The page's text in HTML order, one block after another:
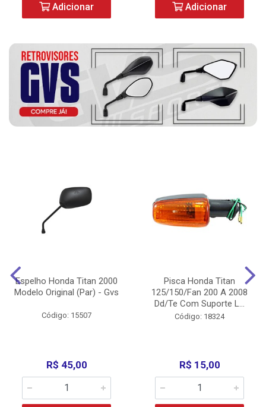
Adicionar Adicionar
Espelho Honda Titan 2000
Modelo Original (Par) - Gvs
Código: 15507
R$ 45,00
Pisca Honda Titan
125/150/Fan 200 A 2008
Dd/Te Com Suporte L...
Código: 18324
R$ 15,00